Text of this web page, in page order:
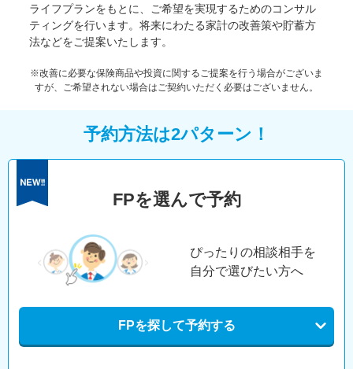
ライフプランをもとに、ご希望を実現するためのコンサル
ティングを行います。将来にわたる家計の改善策や貯蓄方
法などをご提案いたします。
※改善に必要な保険商品や投資に関するご提案を行う場合がございま
すが、ご希望されない場合はご契約いただく必要はございません。
予約方法は2パターン！
FPを選んで予約
ぴったりの相談相手を
自分で選びたい方へ
FPを探して予約する